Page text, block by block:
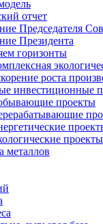
отчет
Председателя
Президента
горизонты
роста
инвестиционные
проекты
проекты
металлов